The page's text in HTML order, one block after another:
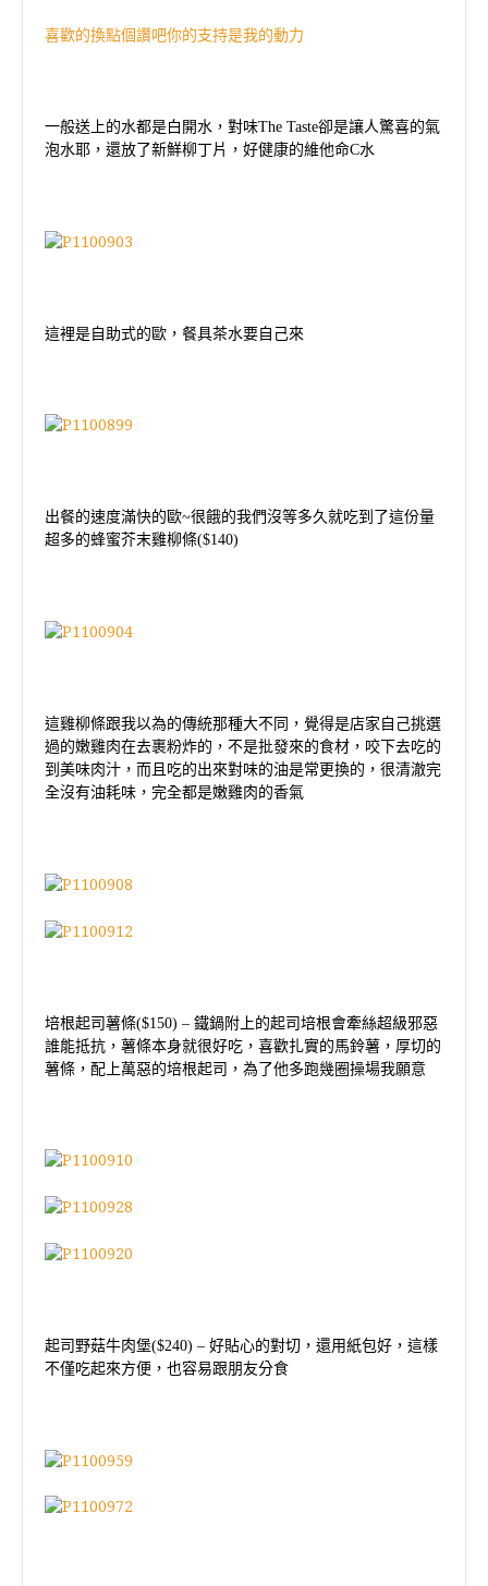
喜歡的換點個讚吧你的支持是我的動力
一般送上的水都是白開水，對味The Taste卻是讓人驚喜的氣
泡水耶，還放了新鮮柳丁片，好健康的維他命C水
這裡是自助式的歐，餐具茶水要自己來
出餐的速度滿快的歐~很餓的我們沒等多久就吃到了這份量
超多的蜂蜜芥末雞柳條($140)
這雞柳條跟我以為的傳統那種大不同，覺得是店家自己挑選
過的嫩雞肉在去裹粉炸的，不是批發來的食材，咬下去吃的
到美味肉汁，而且吃的出來對味的油是常更換的，很清澈完
全沒有油耗味，完全都是嫩雞肉的香氣
培根起司薯條($150) – 鐵鍋附上的起司培根會牽絲超級邪惡
誰能抵抗，薯條本身就很好吃，喜歡扎實的馬鈴薯，厚切的
薯條，配上萬惡的培根起司，為了他多跑幾圈操場我願意
起司野菇牛肉堡($240) – 好貼心的對切，還用紙包好，這樣
不僅吃起來方便，也容易跟朋友分食